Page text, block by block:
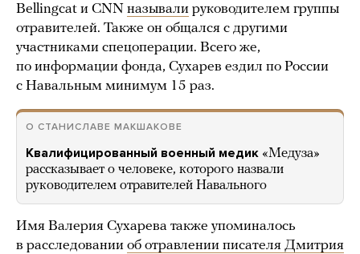
Bellingcat и CNN называли руководителем группы
отравителей. Также он общался с другими
участниками спецоперации. Всего же,
по информации фонда, Сухарев ездил по России
с Навальным минимум 15 раз.
О СТАНИСЛАВЕ МАКШАКОВЕ
Квалифицированный военный медик «Медуза»
рассказывает о человеке, которого назвали
руководителем отравителей Навального
Имя Валерия Сухарева также упоминалось
в расследовании об отравлении писателя Дмитрия